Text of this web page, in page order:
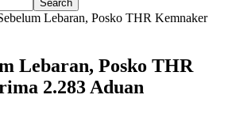
Lebaran, Posko THR Kemnaker
Lebaran, Posko THR
2.283 Aduan